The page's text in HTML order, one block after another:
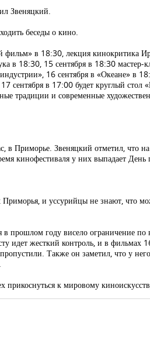
Звеняцкий.
беседы о кино.
фильм» в 18:30, лекция
в 18:30, 15 сентября в 18:30 мастер-
16 сентября в «Океане» в
в 17:00 будет круглый стол
традиции и современные
Приморье. Звеняцкий отметил, что на
кинофестиваля у них выпадает День
и уссурийцы не знают, что
прошлом году висело ограничение
идет жесткий контроль, и в фильмах
Также он заметил, что у
к мировому